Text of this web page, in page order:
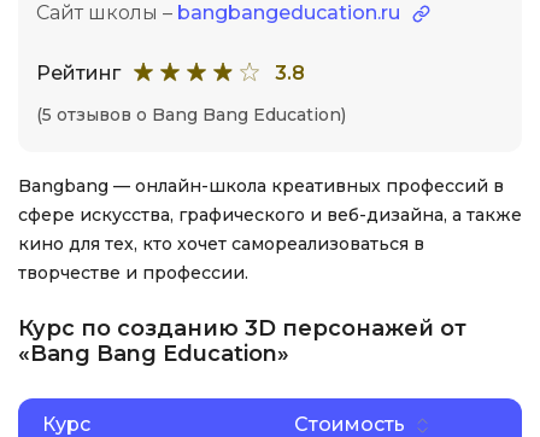
Сайт школы – bangbangeducation.ru
Рейтинг 3.8
(5 отзывов о Bang Bang Education)
Bangbang — онлайн-школа креативных профессий в
сфере искусства, графического и веб-дизайна, а также
кино для тех, кто хочет самореализоваться в
творчестве и профессии.
Курс по созданию 3D персонажей от
«Bang Bang Education»
Курс Стоимость